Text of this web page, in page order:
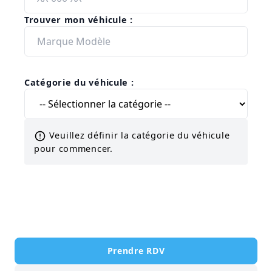
Trouver mon véhicule :
Catégorie du véhicule :
Veuillez définir la catégorie du véhicule
pour commencer.
Prendre RDV